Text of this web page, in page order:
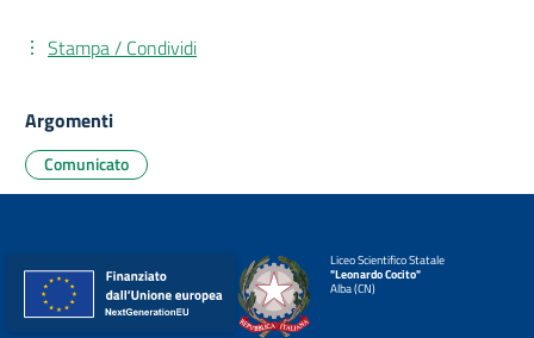
Stampa / Condividi
Argomenti
Comunicato
Liceo Scientifico Statale
"Leonardo Cocito"
Alba (CN)